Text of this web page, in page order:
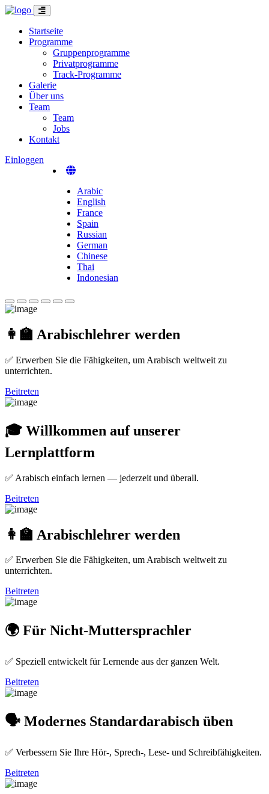
Startseite
Programme
Gruppenprogramme
Privatprogramme
Track-Programme
Galerie
Über uns
Team
Team
Jobs
Kontakt
Einloggen
Arabic
English
France
Spain
Russian
German
Chinese
Thai
Indonesian
👩‍🏫 Arabischlehrer werden
✅ Erwerben Sie die Fähigkeiten, um Arabisch weltweit zu
unterrichten.
Beitreten
🎓 Willkommen auf unserer
Lernplattform
✅ Arabisch einfach lernen — jederzeit und überall.
Beitreten
👩‍🏫 Arabischlehrer werden
✅ Erwerben Sie die Fähigkeiten, um Arabisch weltweit zu
unterrichten.
Beitreten
🌍 Für Nicht-Muttersprachler
✅ Speziell entwickelt für Lernende aus der ganzen Welt.
Beitreten
🗣️ Modernes Standardarabisch üben
✅ Verbessern Sie Ihre Hör-, Sprech-, Lese- und Schreibfähigkeiten.
Beitreten